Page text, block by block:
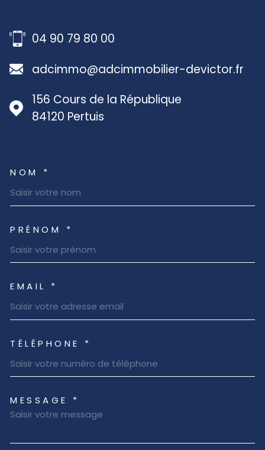
04 90 79 80 00
adcimmo@adcimmobilier-devictor.fr
156 Cours de la République
84120 Pertuis
NOM *
PRÉNOM *
EMAIL *
TÉLÉPHONE *
MESSAGE *